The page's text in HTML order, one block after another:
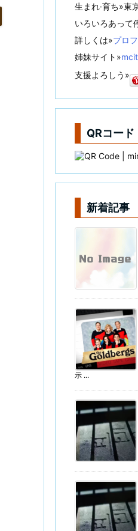
生まれ·育ち»東
いろいろあって
詳しくは»プロ
姉妹サイト»
支援よろしう»
QRコード
新着記事
示 ...